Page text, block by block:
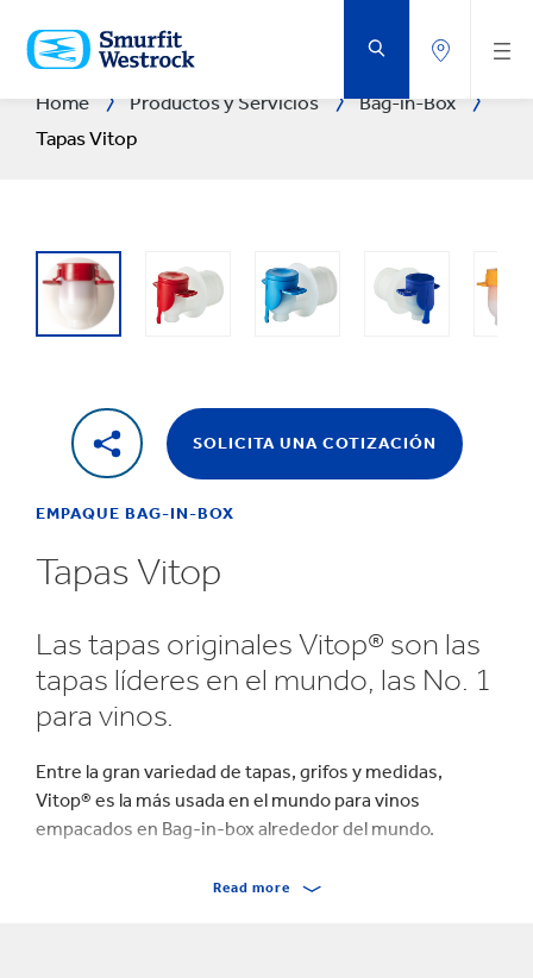
AL
CONTENIDO
PRINCIPAL
Home Productos y Servicios
Bag-in-Box
Tapas Vitop
SOLICITA UNA COTIZACIÓN
EMPAQUE BAG-IN-BOX
Tapas Vitop
Las tapas originales Vitop® son las
tapas líderes en el mundo, las No. 1
para vinos.
Entre la gran variedad de tapas, grifos y medidas,
Vitop® es la más usada en el mundo para vinos
empacados en Bag-in-box alrededor del mundo.
Read more